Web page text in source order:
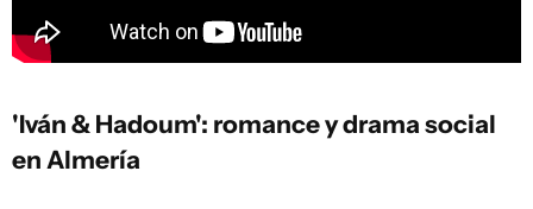
'Iván & Hadoum': romance y drama social
en Almería